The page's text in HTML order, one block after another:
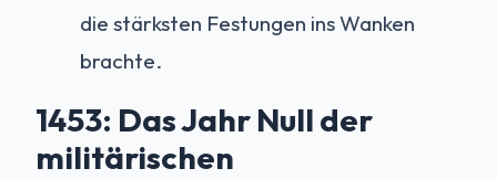
die stärksten Festungen ins Wanken
brachte.
1453: Das Jahr Null der
militärischen